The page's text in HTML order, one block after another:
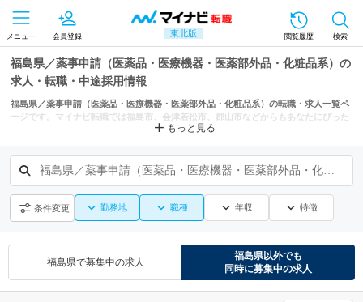
東北版
メニュー 会員登録 閲覧履歴 検索
福島県／薬事申請（医薬品・医療機器・医薬部外品・化粧品系）の
求人・転職・中途採用情報
福島県／薬事申請（医薬品・医療機器・医薬部外品・化粧品系）の転職・求人一覧ペ
ージです。マイナビ転職では福島市、会津若松市、郡山市などからもあなたにぴった
もっと見る
福島県／薬事申請（医薬品・医療機器・医薬部外品・化粧品系）
条件変更 勤務地 職種 年収 特徴
福島県で募集中の求人
福島県以外でも
同時に募集中の求人